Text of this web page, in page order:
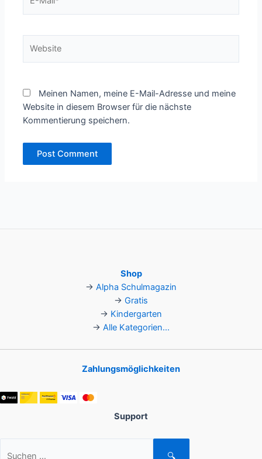
Mail*
Meinen Namen, meine E-Mail-Adresse und meine
Website in diesem Browser für die nächste
Kommentierung speichern.
Shop
→ Alpha Schulmagazin
→ Gratis
→ Kindergarten
→ Alle Kategorien...
Zahlungsmöglichkeiten
Support
🔍